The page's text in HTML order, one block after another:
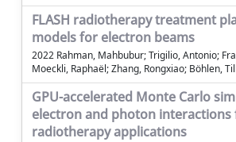
FLASH radiotherapy treatment
models for electron beams
2022 Rahman, Mahbubur; Trigilio, Antonio;
Moeckli, Raphaël; Zhang, Rongxiao; Böhlen,
GPU-accelerated Monte Carlo
electron and photon interactions
radiotherapy applications